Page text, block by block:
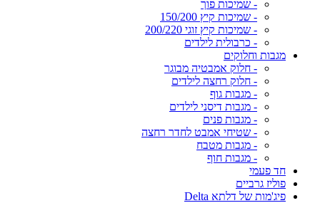
- שמיכות פוך
- שמיכות קיץ 150/200
- שמיכות קיץ זוגי 200/220
- כרבולית לילדים
מגבות וחלוקים
- חלוק אמבטיה מבוגר
- חלוק רחצה לילדים
- מגבות גוף
- מגבות דיסני לילדים
- מגבות פנים
- שטיחי אמבט לחדר רחצה
- מגבות מטבח
- מגבות חוף
חד פעמי
פוליז גרביים
פיג'מות של דלתא Delta